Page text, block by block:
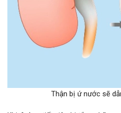
Thận bị ứ nước sẽ